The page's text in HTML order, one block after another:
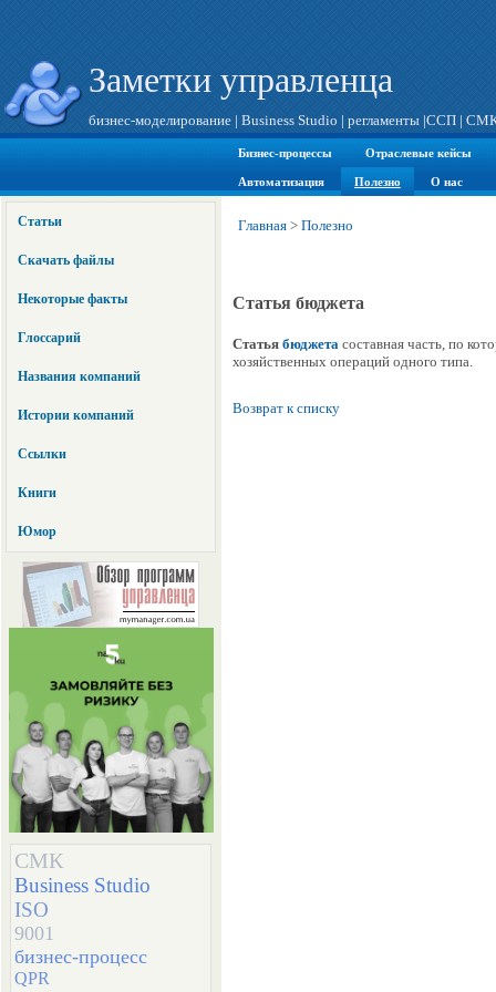
Заметки управленца
бизнес-моделирование | Business Studio | регламенты |ССП |
Бизнес-процессы Отраслевые кейсы
Автоматизация Полезно О нас
Статьи
Скачать файлы
Некоторые факты
Глоссарий
Названия компаний
Истории компаний
Ссылки
Книги
Юмор
СМК
Business Studio
ISO
9001
бизнес-процесс
QPR
Главная > Полезно
Статья бюджета
Статья бюджета составная часть, по
хозяйственных операций одного типа.
Возврат к списку